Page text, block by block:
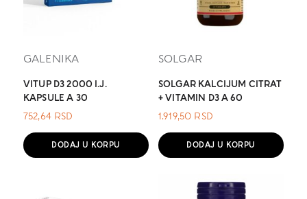
GALENIKA
VITUP D3 2000 I.J.
KAPSULE A 30
752,64 RSD
DODAJ U KORPU
SOLGAR
SOLGAR KALCIJUM CITRAT
+ VITAMIN D3 A 60
1.919,50 RSD
DODAJ U KORPU